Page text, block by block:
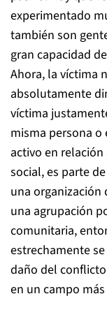
experimentado
también son
gran capacidad
Ahora, la víctima
absolutamente
víctima
misma persona o
activo en
social, es parte
una organización
una agrupación
comunitaria,
estrechamente
daño del
en un campo